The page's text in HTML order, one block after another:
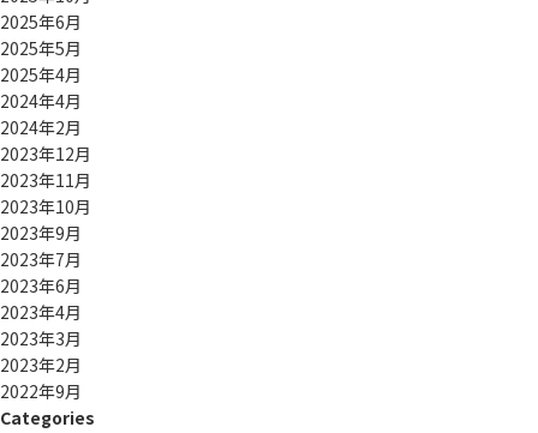
2025年6月
2025年5月
2025年4月
2024年4月
2024年2月
2023年12月
2023年11月
2023年10月
2023年9月
2023年7月
2023年6月
2023年4月
2023年3月
2023年2月
2022年9月
Categories